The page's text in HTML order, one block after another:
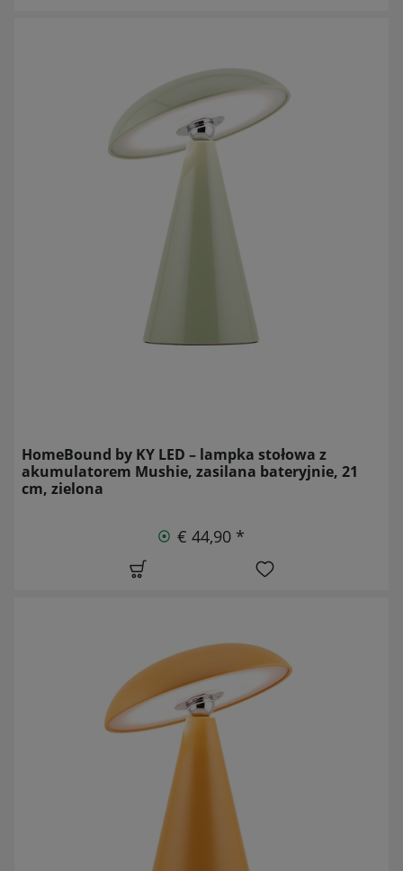
HomeBound by KY LED – lampka stołowa z
akumulatorem Mushie, zasilana bateryjnie, 21
cm, zielona
€ 44,90 *